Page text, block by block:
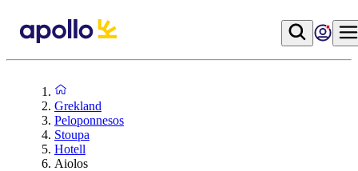
Grekland
Peloponnesos
Stoupa
Hotell
Aiolos